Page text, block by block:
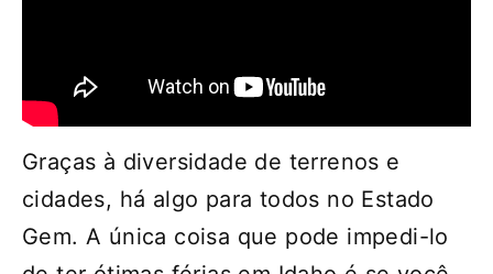
Graças à diversidade de terrenos e
cidades, há algo para todos no Estado
Gem. A única coisa que pode impedi-lo